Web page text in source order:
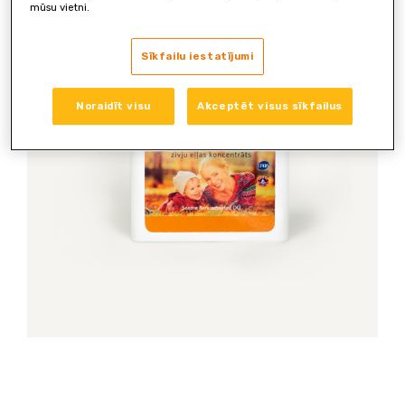
mūsu vietni.
Sīkfailu iestatījumi
Noraidīt visu Akceptēt visus sīkfailus